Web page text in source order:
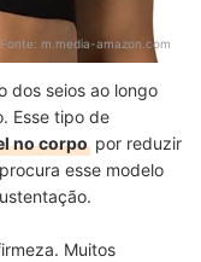
Fonte: m.media-amazon.com
dos seios ao longo
Esse tipo de
no corpo por reduzir
esse modelo
Muitos